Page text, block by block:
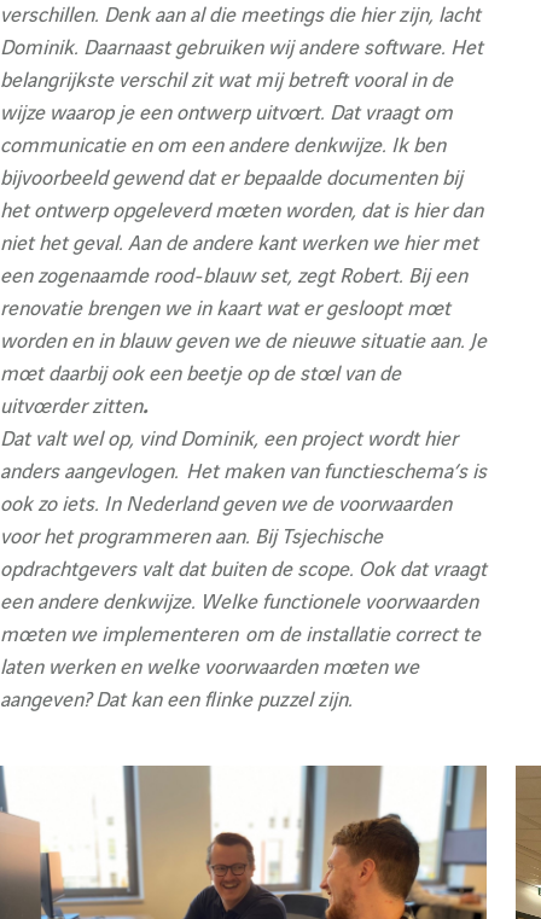
verschillen. Denk aan al die meetings die hier zijn, lacht
Dominik. Daarnaast gebruiken wij andere software. Het
belangrijkste verschil zit wat mij betreft vooral in de
wijze waarop je een ontwerp uitvoert. Dat vraagt om
communicatie en om een andere denkwijze. Ik ben
bijvoorbeeld gewend dat er bepaalde documenten bij
het ontwerp opgeleverd moeten worden, dat is hier dan
niet het geval. Aan de andere kant werken we hier met
een zogenaamde rood-blauw set, zegt Robert. Bij een
renovatie brengen we in kaart wat er gesloopt moet
worden en in blauw geven we de nieuwe situatie aan. Je
moet daarbij ook een beetje op de stoel van de
uitvoerder zitten.
Dat valt wel op, vind Dominik, een project wordt hier
anders aangevlogen. Het maken van functieschema’s is
ook zo iets. In Nederland geven we de voorwaarden
voor het programmeren aan. Bij Tsjechische
opdrachtgevers valt dat buiten de scope. Ook dat vraagt
een andere denkwijze. Welke functionele voorwaarden
moeten we implementeren om de installatie correct te
laten werken en welke voorwaarden moeten we
aangeven? Dat kan een flinke puzzel zijn.